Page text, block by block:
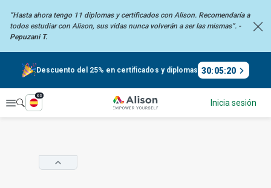
“Hasta ahora tengo 11 diplomas y certificados con Alison. Recomendaría a
todos estudiar con Alison, sus vidas nunca volverán a ser las mismas”. -
Pepuzani T.
Descuento del 25% en certificados y diplomas 30:05:19
Explorar
es
Inicia sesión